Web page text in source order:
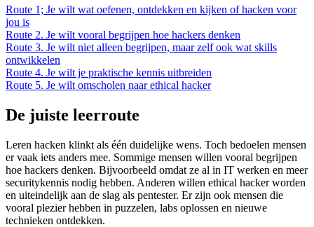
Route 1; Je wilt wat oefenen, ontdekken en kijken of hacken voor
jou is
Route 2. Je wilt vooral begrijpen hoe hackers denken
Route 3. Je wilt niet alleen begrijpen, maar zelf ook wat skills
ontwikkelen
Route 4. Je wilt je praktische kennis uitbreiden
Route 5. Je wilt omscholen naar ethical hacker
De juiste leerroute
Leren hacken klinkt als één duidelijke wens. Toch bedoelen mensen
er vaak iets anders mee. Sommige mensen willen vooral begrijpen
hoe hackers denken. Bijvoorbeeld omdat ze al in IT werken en meer
securitykennis nodig hebben. Anderen willen ethical hacker worden
en uiteindelijk aan de slag als pentester. Er zijn ook mensen die
vooral plezier hebben in puzzelen, labs oplossen en nieuwe
technieken ontdekken.